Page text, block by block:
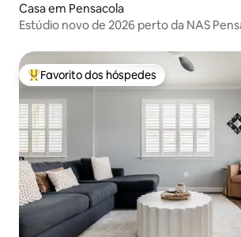
Casa em Pensacola
Estúdio novo de 2026 perto da NAS
Favoritos dos hóspedes mais apreciados
Favorito dos hóspedes